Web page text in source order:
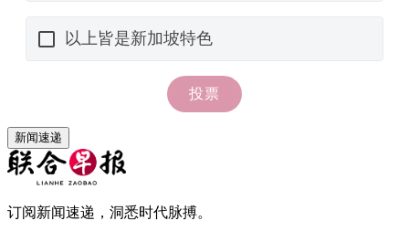
新闻速递
订阅新闻速递，洞悉时代脉搏。